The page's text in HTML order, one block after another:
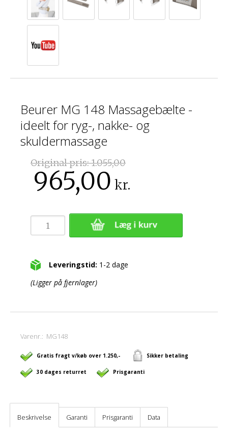
Beurer MG 148 Massagebælte -
ideelt for ryg-, nakke- og
skuldermassage
Original pris:1.055,00
965,00 kr.
Leveringstid: 1-2 dage
(Ligger på fjernlager)
Varenr.: MG148
Gratis fragt v/køb over 1.250,- Sikker betaling
30 dages returret Prisgaranti
Beskrivelse Garanti Prisgaranti Data